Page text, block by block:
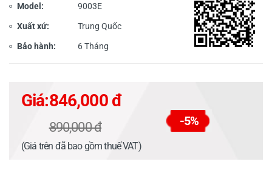
Model: 9003E
Xuất xứ: Trung Quốc
Bảo hành: 6 Tháng
Giá:846,000 đ
890,000 đ -5%
(Giá trên đã bao gồm thuế VAT)